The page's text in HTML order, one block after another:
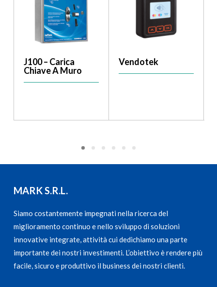
J100 – Carica
Chiave A Muro
Vendotek
MARK S.R.L.
Siamo costantemente impegnati nella ricerca del
miglioramento continuo e nello sviluppo di soluzioni
innovative integrate, attività cui dedichiamo una parte
importante dei nostri investimenti. L’obiettivo è rendere più
facile, sicuro e produttivo il business dei nostri clienti.